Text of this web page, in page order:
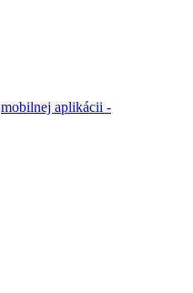
mobilnej aplikácii -